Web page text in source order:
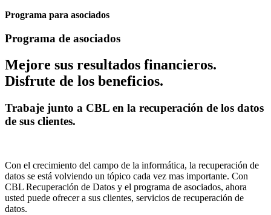
Programa para asociados
Programa de asociados
Mejore sus resultados financieros.
Disfrute de los beneficios.
Trabaje junto a CBL en la recuperación de los datos
de sus clientes.
Con el crecimiento del campo de la informática, la recuperación de
datos se está volviendo un tópico cada vez mas importante. Con
CBL Recuperación de Datos y el programa de asociados, ahora
usted puede ofrecer a sus clientes, servicios de recuperación de
datos.